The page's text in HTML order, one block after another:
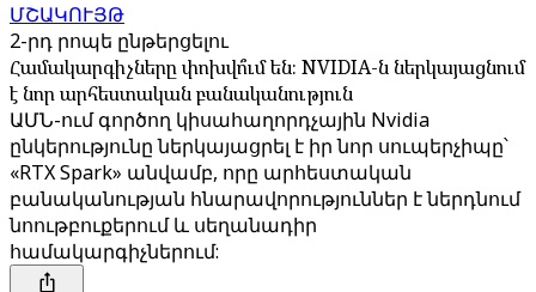
ՄՇԱԿՈՒՅԹ
2-րդ րոպե ընթերցելու
Համակարգիչները փոխվո՞ւմ են։ NVIDIA-ն ներկայացնում
է նոր արհեստական ​​բանականություն
ԱՄՆ-ում գործող կիսահաղորդչային Nvidia
ընկերությունը ներկայացրել է իր նոր սուպերչիպը՝
«RTX Spark» անվամբ, որը արհեստական ​​
բանականության հնարավորություններ է ներդնում
նոութբուքերում և սեղանադիր
համակարգիչներում: